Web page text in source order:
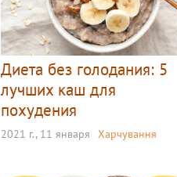
Диета без голодания: 5
лучших каш для
похудения
2021 г., 11 января Харчування